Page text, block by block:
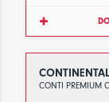
CONTINENTAL
CONTI PREMIUM